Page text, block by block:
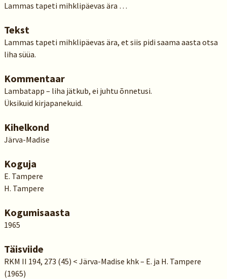
Lammas tapeti mihklipäevas ära …
Tekst
Lammas tapeti mihklipäevas ära, et siis pidi saama aasta otsa
liha süüa.
Kommentaar
Lambatapp – liha jätkub, ei juhtu õnnetusi.
Üksikuid kirjapanekuid.
Kihelkond
Järva-Madise
Koguja
E. Tampere
H. Tampere
Kogumisaasta
1965
Täisviide
RKM II 194, 273 (45) < Järva-Madise khk – E. ja H. Tampere
(1965)